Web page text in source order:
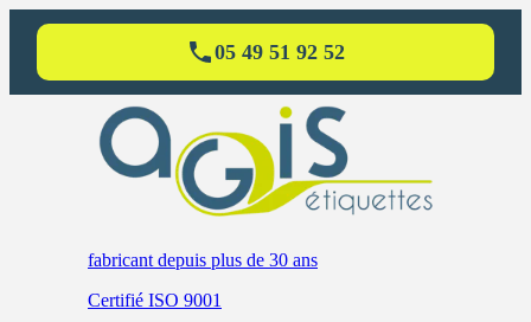
05 49 51 92 52
fabricant depuis plus de 30 ans
Certifié ISO 9001